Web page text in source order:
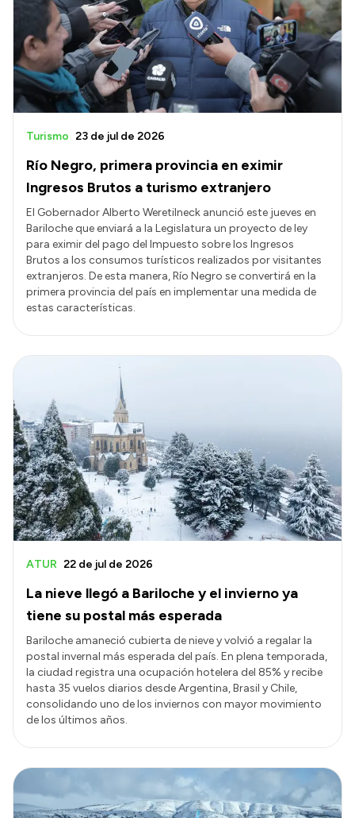
Río Negro, primera provincia en eximir
Ingresos Brutos a turismo extranjero
Turismo 23 de jul de 2026
El Gobernador Alberto Weretilneck anunció este jueves en
Bariloche que enviará a la Legislatura un proyecto de ley
para eximir del pago del Impuesto sobre los Ingresos
Brutos a los consumos turísticos realizados por visitantes
extranjeros. De esta manera, Río Negro se convertirá en la
primera provincia del país en implementar una medida de
estas características.
La nieve llegó a Bariloche y el invierno ya
tiene su postal más esperada
ATUR 22 de jul de 2026
Bariloche amaneció cubierta de nieve y volvió a regalar la
postal invernal más esperada del país. En plena temporada,
la ciudad registra una ocupación hotelera del 85% y recibe
hasta 35 vuelos diarios desde Argentina, Brasil y Chile,
consolidando uno de los inviernos con mayor movimiento
de los últimos años.